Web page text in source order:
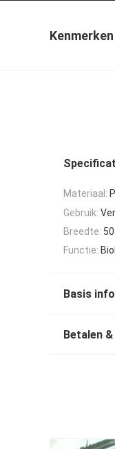
Kenmerken
Materiaal:
Gebruik:
Breedte:
Functie:
Basis
Betalen